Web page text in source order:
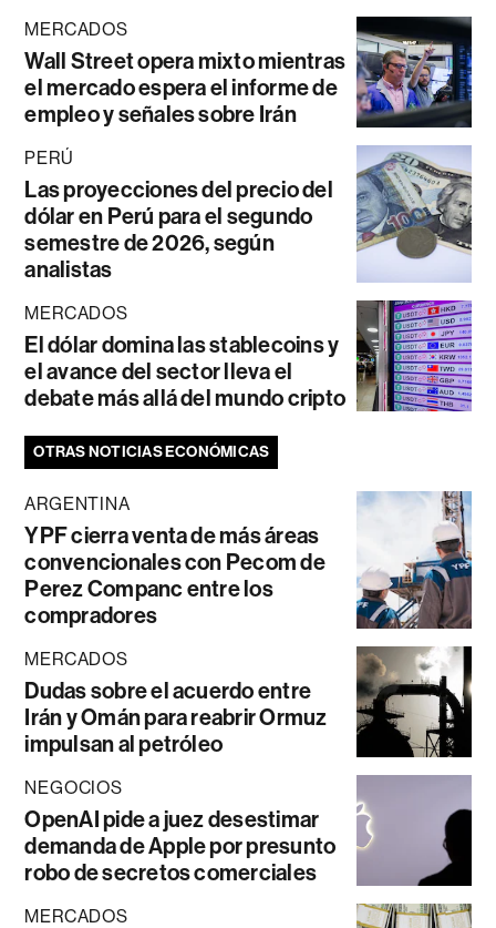
MERCADOS
Wall Street opera mixto mientras
el mercado espera el informe de
empleo y señales sobre Irán
PERÚ
Las proyecciones del precio del
dólar en Perú para el segundo
semestre de 2026, según
analistas
MERCADOS
El dólar domina las stablecoins y
el avance del sector lleva el
debate más allá del mundo cripto
OTRAS NOTICIAS ECONÓMICAS
ARGENTINA
YPF cierra venta de más áreas
convencionales con Pecom de
Perez Companc entre los
compradores
MERCADOS
Dudas sobre el acuerdo entre
Irán y Omán para reabrir Ormuz
impulsan al petróleo
NEGOCIOS
OpenAI pide a juez desestimar
demanda de Apple por presunto
robo de secretos comerciales
MERCADOS